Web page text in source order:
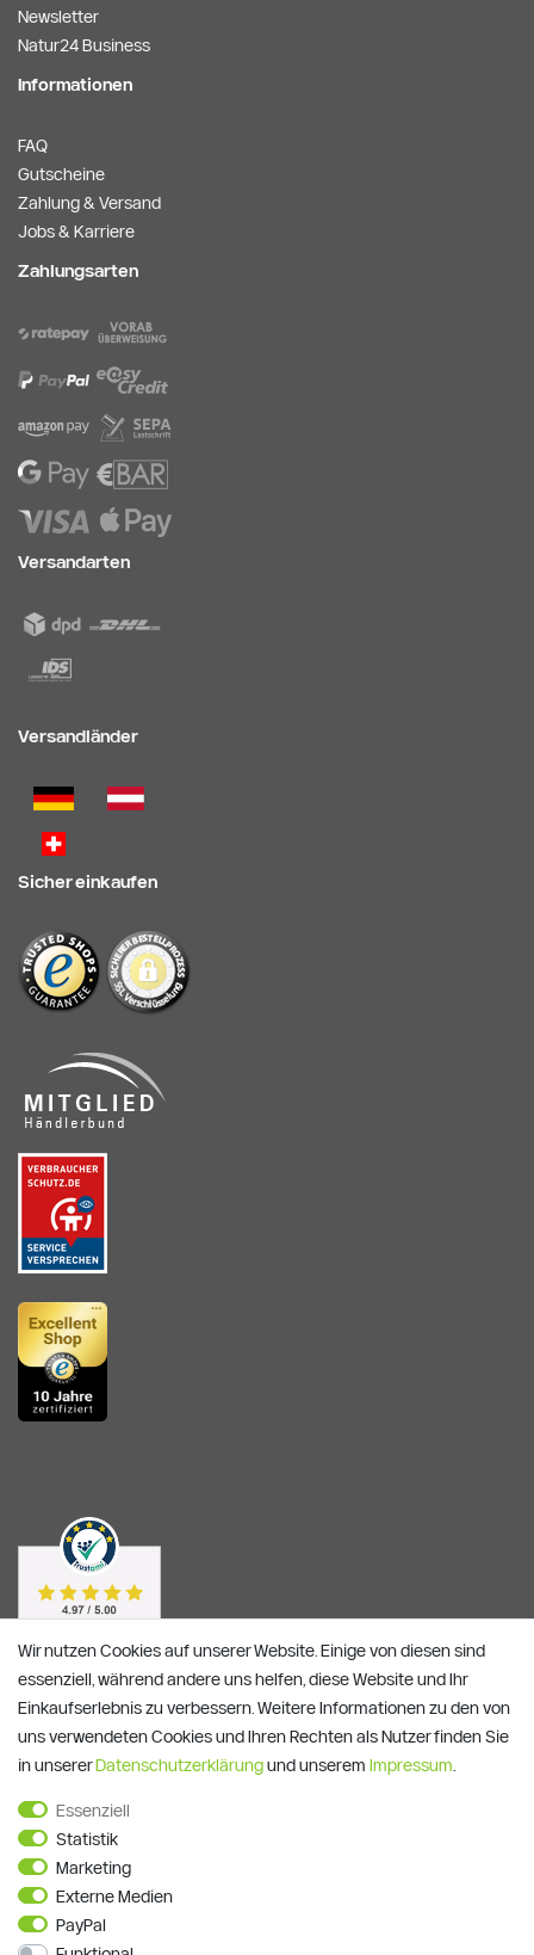
Newsletter
Natur24 Business
Informationen
FAQ
Gutscheine
Zahlung & Versand
Jobs & Karriere
Zahlungsarten
Versandarten
Versandländer
Sicher einkaufen
Alle Preise verstehen sich inkl. ges. MwSt. und zzgl.
Wir nutzen Cookies auf unserer Website. Einige von diesen sind
essenziell, während andere uns helfen, diese Website und Ihr
Einkaufserlebnis zu verbessern. Weitere Informationen zu den von
uns verwendeten Cookies und Ihren Rechten als Nutzer finden Sie
in unsererDaten­schutz­erklärungund unserem Impressum
Essenziell
Statistik
Marketing
Externe Medien
PayPal